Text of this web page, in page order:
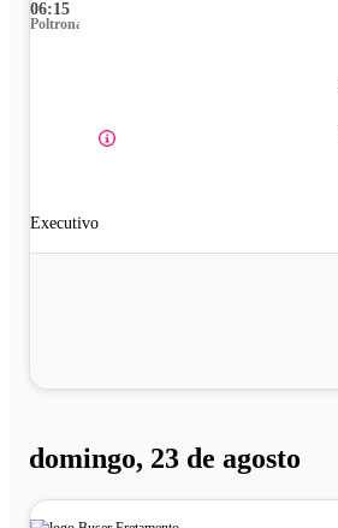
06:15
Poltrona
Executivo
domingo, 23 de agosto